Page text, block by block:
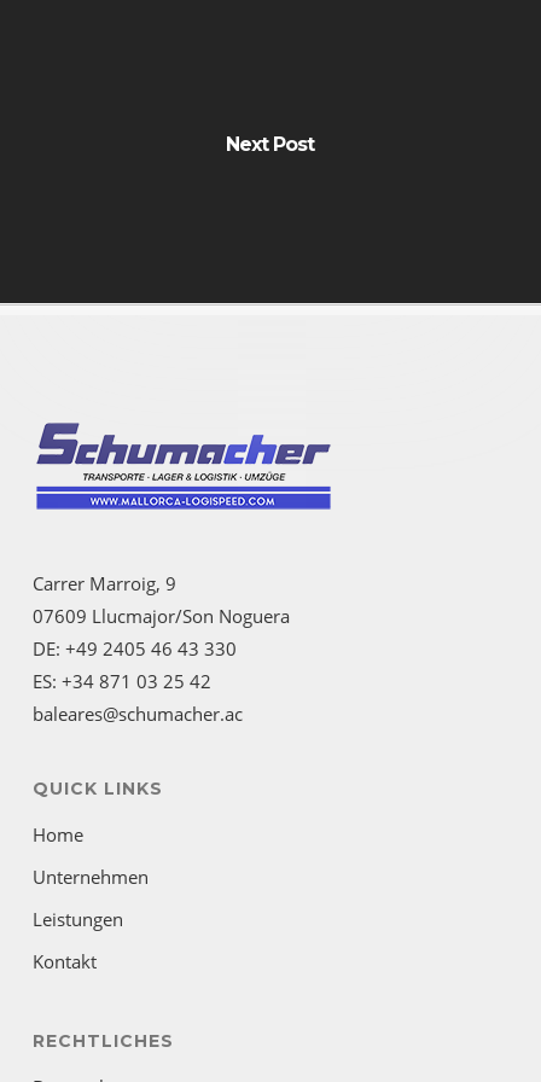
Next Post
Carrer Marroig, 9
07609 Llucmajor/Son Noguera
DE: +49 2405 46 43 330
ES: +34 871 03 25 42
baleares@schumacher.ac
QUICK LINKS
Home
Unternehmen
Leistungen
Kontakt
RECHTLICHES